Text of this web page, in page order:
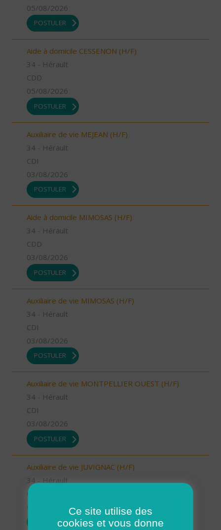
05/08/2026
POSTULER
Aide à domicile CESSENON (H/F)
34 - Hérault
CDD
05/08/2026
POSTULER
Auxiliaire de vie MEJEAN (H/F)
34 - Hérault
CDI
03/08/2026
POSTULER
Aide à domicile MIMOSAS (H/F)
34 - Hérault
CDD
03/08/2026
POSTULER
Auxiliaire de vie MIMOSAS (H/F)
34 - Hérault
CDI
03/08/2026
POSTULER
Auxiliaire de vie MONTPELLIER OUEST (H/F)
34 - Hérault
CDI
03/08/2026
POSTULER
Auxiliaire de vie JUVIGNAC (H/F)
34 - Hérault
CDI
POSTULER
Ce site utilise des
cookies et vous donne